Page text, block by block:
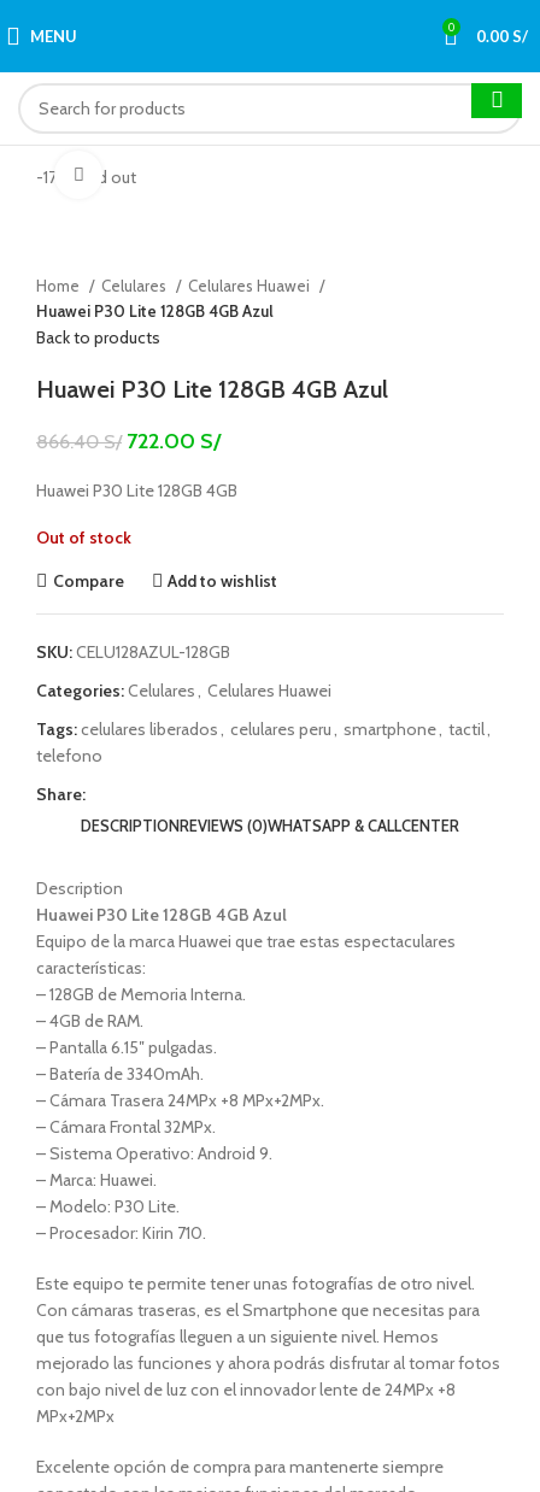
MENU 0 0.00S/
-17% Sold out
Click to enlarge
Home Celulares
Celulares Huawei
Huawei P30 Lite 128GB 4GB Azul
Back to products
Huawei P30 Lite 128GB 4GB Azul
866.40S/ 722.00 S/
Huawei P30 Lite 128GB 4GB
Out of stock
Compare
Add to wishlist
SKU:CELU128AZUL-128GB
Categories:Celulares, Celulares Huawei
Tags:celulares liberados, celulares peru, smartphone, tactil,
telefono
Share:
DESCRIPTIONREVIEWS (0)WHATSAPP & CALLCENTER
Description
Huawei P30 Lite 128GB 4GB Azul
Equipo de la marca Huawei que trae estas espectaculares
características:
– 128GB de Memoria Interna.
– 4GB de RAM.
– Pantalla 6.15″ pulgadas.
– Batería de 3340mAh.
– Cámara Trasera 24MPx +8 MPx+2MPx.
– Cámara Frontal 32MPx.
– Sistema Operativo: Android 9.
– Marca: Huawei.
– Modelo: P30 Lite.
– Procesador: Kirin 710.
Este equipo te permite tener unas fotografías de otro nivel.
Con cámaras traseras, es el Smartphone que necesitas para
que tus fotografías lleguen a un siguiente nivel. Hemos
mejorado las funciones y ahora podrás disfrutar al tomar fotos
con bajo nivel de luz con el innovador lente de 24MPx +8
MPx+2MPx
Excelente opción de compra para mantenerte siempre